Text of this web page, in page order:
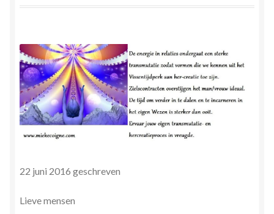
Contact
Herinner wie je werkelijk bent
Magische helende verhalen ©Mieke
Mijn account
Mindfulness en Hartcoherentie
Narcisme
Nieuw boek ‘Pareltjes in de Oceaan.’ Meditatieve haiku’s
22 juni 2016 geschreven
Lieve mensen